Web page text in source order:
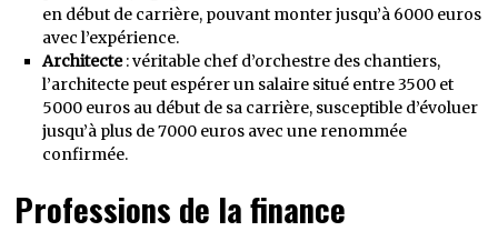
en début de carrière, pouvant monter jusqu’à 6000 euros
avec l’expérience.
Architecte: véritable chef d’orchestre des chantiers,
l’architecte peut espérer un salaire situé entre 3500 et
5000 euros au début de sa carrière, susceptible d’évoluer
jusqu’à plus de 7000 euros avec une renommée
confirmée.
Professions de la finance